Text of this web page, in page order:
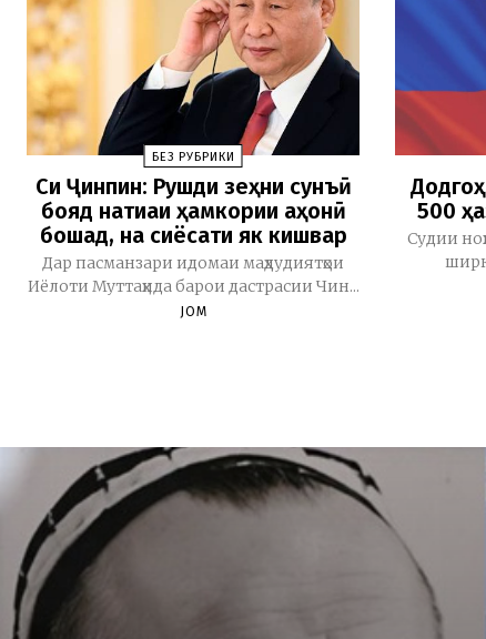
БЕЗ РУБРИКИ
Си Ҷинпин: Рушди зеҳни сунъӣ
бояд натиҷаи ҳамкории ҷаҳонӣ
бошад, на сиёсати як кишвар
Дар пасманзари идомаи маҳдудиятҳои
Иёлоти Муттаҳида барои дастрасии Чин...
JOM
500
Судии